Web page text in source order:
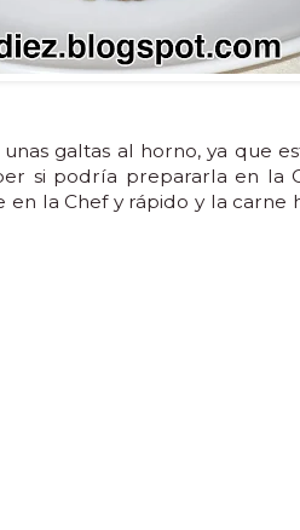
galtas al horno, ya que
si podría prepararla en la
la Chef y rápido y la carne